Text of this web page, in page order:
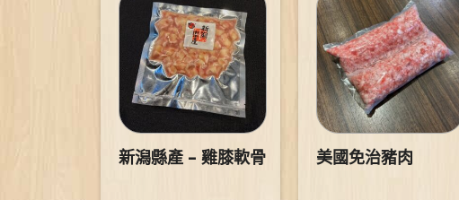
新潟縣產 – 雞膝軟骨 美國免治豬肉